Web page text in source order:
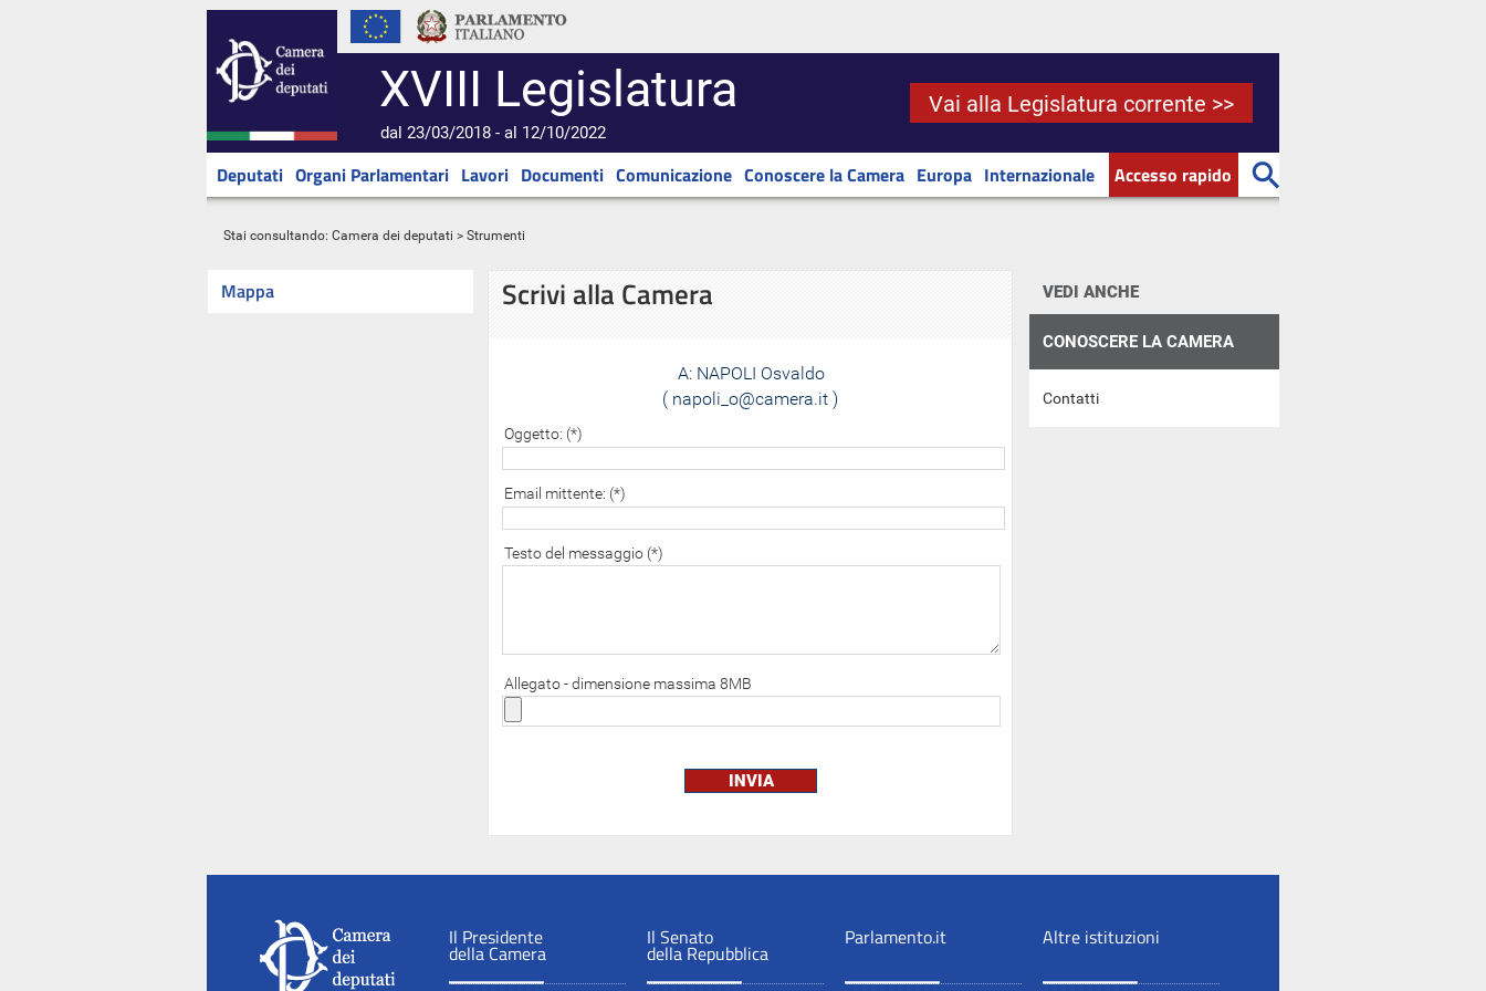
XVIII Legislatura
dal 23/03/2018 - al 12/10/2022
Vai alla Legislatura corrente >>
Deputati Organi Parlamentari Lavori Documenti Comunicazione Conoscere la Camera Europa Internazionale Accesso rapido
Stai consultando: Camera dei deputati > Strumenti
Mappa Scrivi alla Camera
A: NAPOLI Osvaldo
( napoli_o@camera.it )
Oggetto: (*)
Email mittente: (*)
Testo del messaggio (*)
Allegato - dimensione massima 8MB
VEDI ANCHE
CONOSCERE LA CAMERA
Contatti
Il Presidente
della Camera
Il Senato
della Repubblica
Parlamento.it Altre istituzioni